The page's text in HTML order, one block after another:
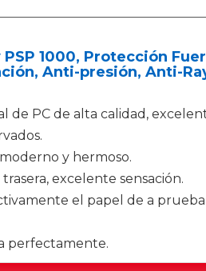
PSP 1000, Protección
Anti-presión, Anti-
de PC de alta calidad,
y hermoso.
excelente sensación.
el papel de a
perfectamente.